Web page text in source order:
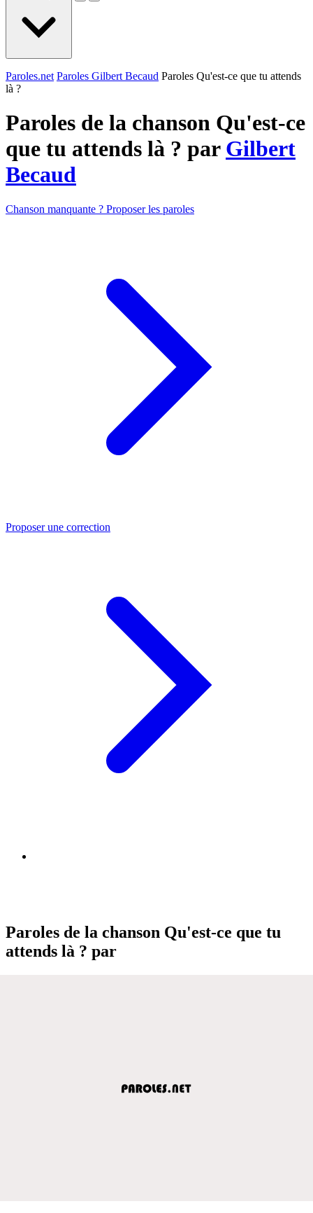
Paroles.net Paroles Gilbert Becaud Paroles Qu'est-ce que tu attends
là ?
Paroles de la chanson Qu'est-ce
que tu attends là ? par Gilbert
Becaud
Chanson manquante ? Proposer les paroles
Proposer une correction
Paroles de la chanson Qu'est-ce que tu
attends là ? par